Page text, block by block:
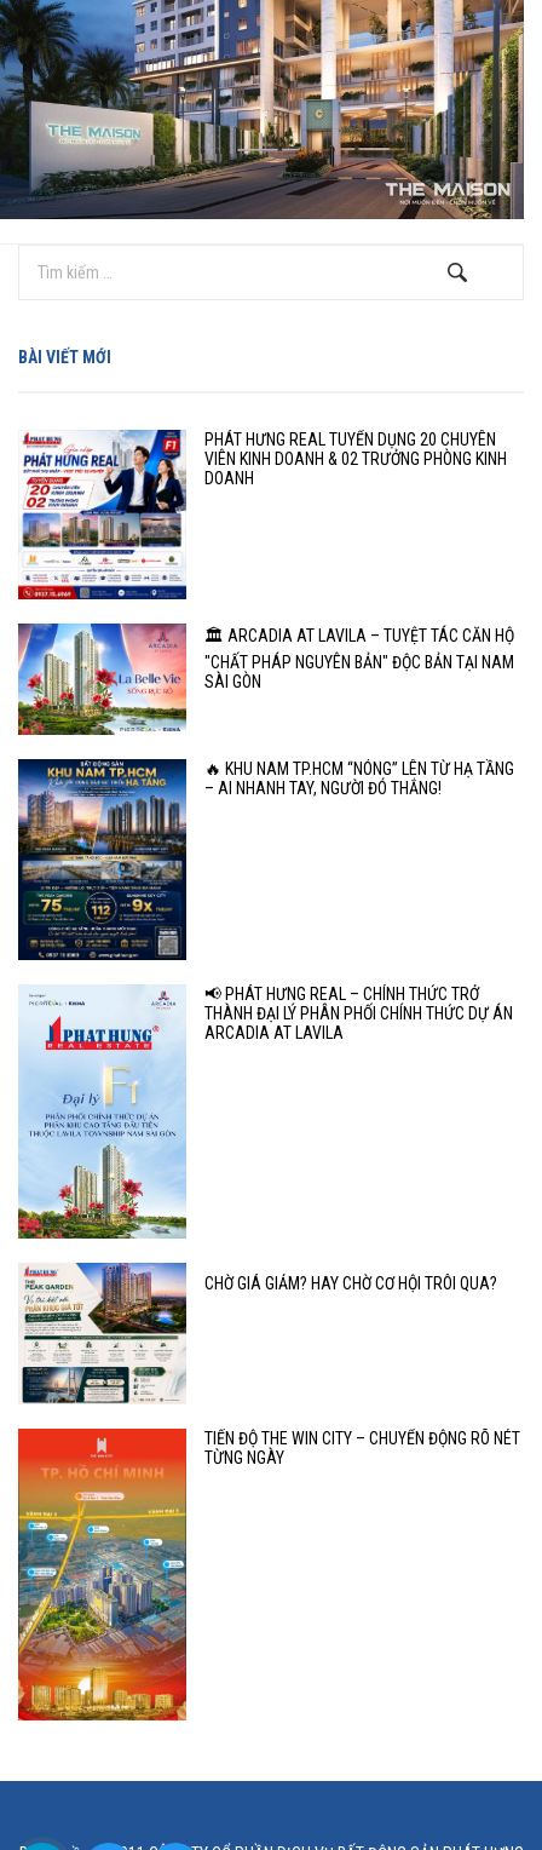
BÀI VIẾT MỚI
PHÁT HƯNG REAL TUYỂN DỤNG 20 CHUYÊN
VIÊN KINH DOANH & 02 TRƯỞNG PHÒNG KINH
DOANH
🏛️ ARCADIA AT LAVILA – TUYỆT TÁC CĂN HỘ
"CHẤT PHÁP NGUYÊN BẢN" ĐỘC BẢN TẠI NAM
SÀI GÒN
🔥 KHU NAM TP.HCM “NÓNG” LÊN TỪ HẠ TẦNG
– AI NHANH TAY, NGƯỜI ĐÓ THẮNG!
📢 PHÁT HƯNG REAL – CHÍNH THỨC TRỞ
THÀNH ĐẠI LÝ PHÂN PHỐI CHÍNH THỨC DỰ ÁN
ARCADIA AT LAVILA
CHỜ GIÁ GIẢM? HAY CHỜ CƠ HỘI TRÔI QUA?
TIẾN ĐỘ THE WIN CITY – CHUYỂN ĐỘNG RÕ NÉT
TỪNG NGÀY